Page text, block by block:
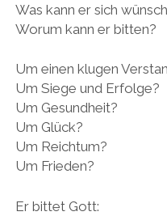
Was kann er sich
Worum kann er bitten?
Um einen klugen
Um Siege und Erfolge?
Um Gesundheit?
Um Glück?
Um Reichtum?
Um Frieden?
Er bittet Gott: